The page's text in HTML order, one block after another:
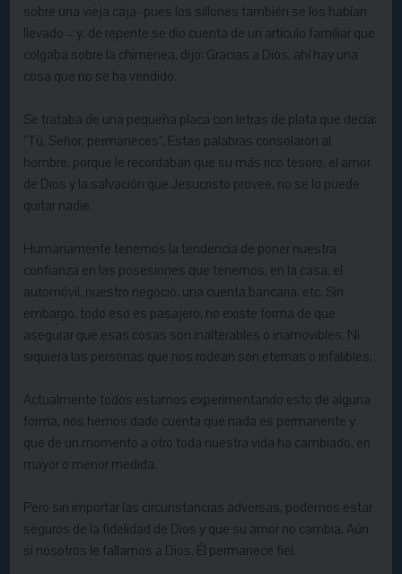
sobre una vieja caja- pues los sillones también se los habían
llevado – y, de repente se dio cuenta de un artículo familiar que
colgaba sobre la chimenea, dijo: Gracias a Dios, ahí hay una
cosa que no se ha vendido.
Se trataba de una pequeña placa con letras de plata que decía:
“Tú, Señor, permaneces”. Estas palabras consolaron al
hombre, porque le recordaban que su más rico tesoro, el amor
de Dios y la salvación que Jesucristo provee, no se lo puede
quitar nadie.
Humanamente tenemos la tendencia de poner nuestra
confianza en las posesiones que tenemos, en la casa, el
automóvil, nuestro negocio, una cuenta bancaria, etc. Sin
embargo, todo eso es pasajero, no existe forma de que
asegurar que esas cosas son inalterables o inamovibles. Ni
siquiera las personas que nos rodean son eternas o infalibles.
Actualmente todos estamos experimentando esto de alguna
forma, nos hemos dado cuenta que nada es permanente y
que de un momento a otro toda nuestra vida ha cambiado, en
mayor o menor medida.
Pero sin importar las circunstancias adversas, podemos estar
seguros de la fidelidad de Dios y que su amor no cambia. Aún
si nosotros le fallamos a Dios, Él permanece fiel.